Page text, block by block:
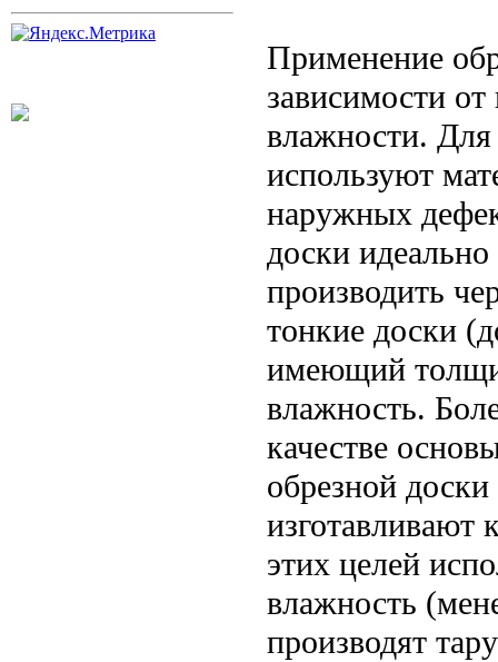
Применение
зависимости
влажности.
используют
наружных
доски
производить
тонкие доски
имеющий
влажность.
качестве
обрезной
этих целей
влажность
производят